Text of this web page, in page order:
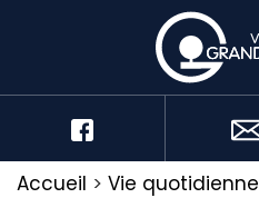
Accueil > Vie quotidienne